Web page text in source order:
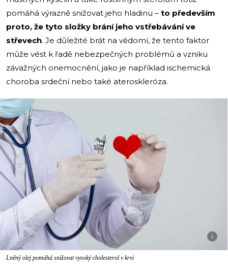
pomáhá výrazně snižovat jeho hladinu – to především
proto, že tyto složky brání jeho vstřebávání ve
střevech. Je důležité brát na vědomí, že tento faktor
může vést k řadě nebezpečných problémů a vzniku
závažných onemocnění, jako je například ischemická
choroba srdeční nebo také ateroskleróza.
i
Lněný olej pomáhá snižovat vysoký cholesterol v krvi